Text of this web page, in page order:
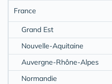
France
Grand Est
Nouvelle-Aquitaine
Auvergne-Rhône-Alpes
Normandie